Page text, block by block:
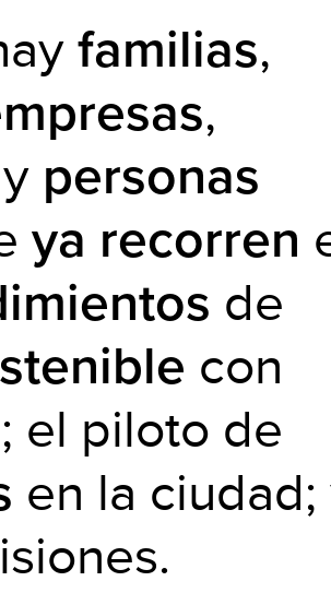
familias,
,
y personas
ya recorren
de
con
; el piloto de
en la